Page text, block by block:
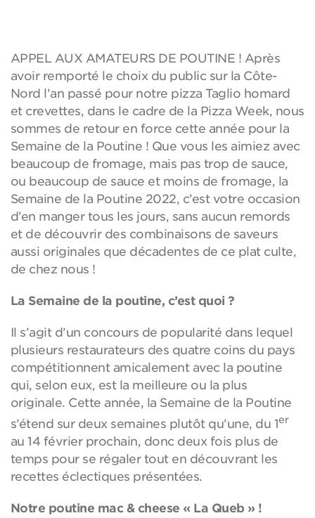
APPEL AUX AMATEURS DE POUTINE ! Après
avoir remporté le choix du public sur la Côte-
Nord l’an passé pour notre pizza Taglio homard
et crevettes, dans le cadre de la Pizza Week, nous
sommes de retour en force cette année pour la
Semaine de la Poutine ! Que vous les aimiez avec
beaucoup de fromage, mais pas trop de sauce,
ou beaucoup de sauce et moins de fromage, la
Semaine de la Poutine 2022, c’est votre occasion
d’en manger tous les jours, sans aucun remords
et de découvrir des combinaisons de saveurs
aussi originales que décadentes de ce plat culte,
de chez nous !
La Semaine de la poutine, c’est quoi ?
Il s’agit d’un concours de popularité dans lequel
plusieurs restaurateurs des quatre coins du pays
compétitionnent amicalement avec la poutine
qui, selon eux, est la meilleure ou la plus
originale. Cette année, la Semaine de la Poutine
s’étend sur deux semaines plutôt qu’une, du 1er
au 14 février prochain, donc deux fois plus de
temps pour se régaler tout en découvrant les
recettes éclectiques présentées.
Notre poutine mac & cheese « La Queb » !